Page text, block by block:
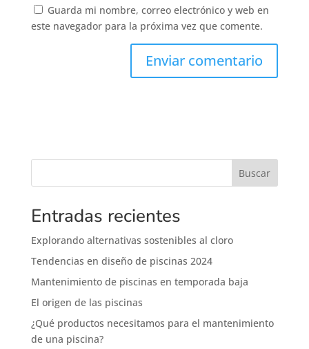
Guarda mi nombre, correo electrónico y web en
este navegador para la próxima vez que comente.
Buscar
Entradas recientes
Explorando alternativas sostenibles al cloro
Tendencias en diseño de piscinas 2024
Mantenimiento de piscinas en temporada baja
El origen de las piscinas
¿Qué productos necesitamos para el mantenimiento
de una piscina?